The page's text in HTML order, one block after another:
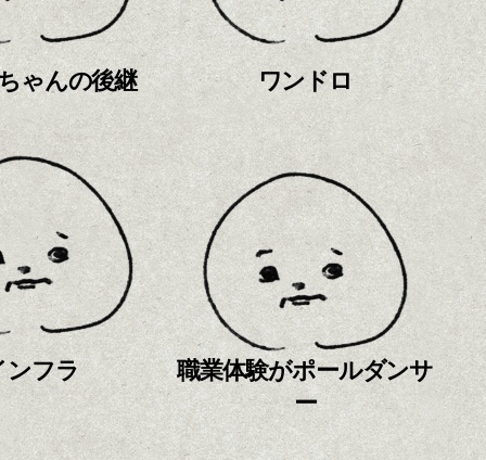
ゃんの後継 ワンドロ
ンフラ
職業体験がポールダンサ
ー